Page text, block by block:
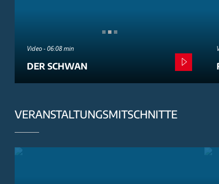
Video - 06:08 min
DER SCHWAN
VERANSTALTUNGSMITSCHNITTE